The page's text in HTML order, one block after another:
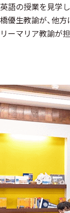
英語の授業を見学
橋優生教諭が、他
リーマリア教諭が